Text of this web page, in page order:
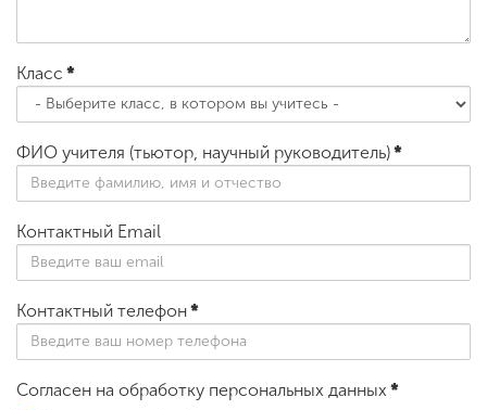
Класс *
ФИО учителя (тьютор, научный руководитель)*
Контактный Email
Контактный телефон*
Согласен на обработку персональных данных *